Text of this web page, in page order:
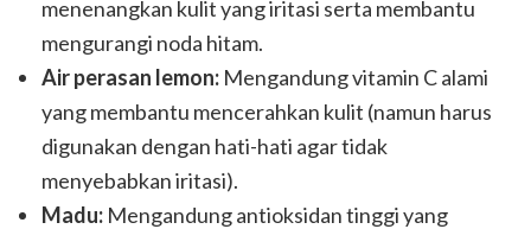
menenangkan kulit yang iritasi serta membantu
mengurangi noda hitam.
Air perasan lemon: Mengandung vitamin C alami
yang membantu mencerahkan kulit (namun harus
digunakan dengan hati-hati agar tidak
menyebabkan iritasi).
Madu: Mengandung antioksidan tinggi yang